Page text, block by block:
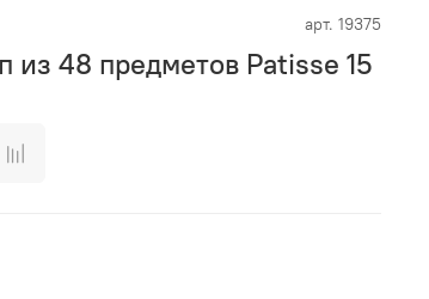
арт. 19375
из 48 предметов Patisse 15